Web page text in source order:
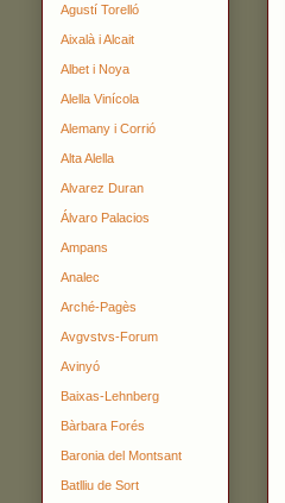
Agustí Torelló
Aixalà i Alcait
Albet i Noya
Alella Vinícola
Alemany i Corrió
Alta Alella
Alvarez Duran
Álvaro Palacios
Ampans
Analec
Arché-Pagès
Avgvstvs-Forum
Avinyó
Baixas-Lehnberg
Bàrbara Forés
Baronia del Montsant
Batlliu de Sort